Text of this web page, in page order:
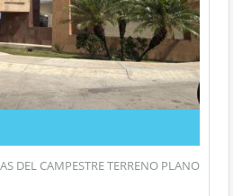
DEL CAMPESTRE TERRENO PLANO